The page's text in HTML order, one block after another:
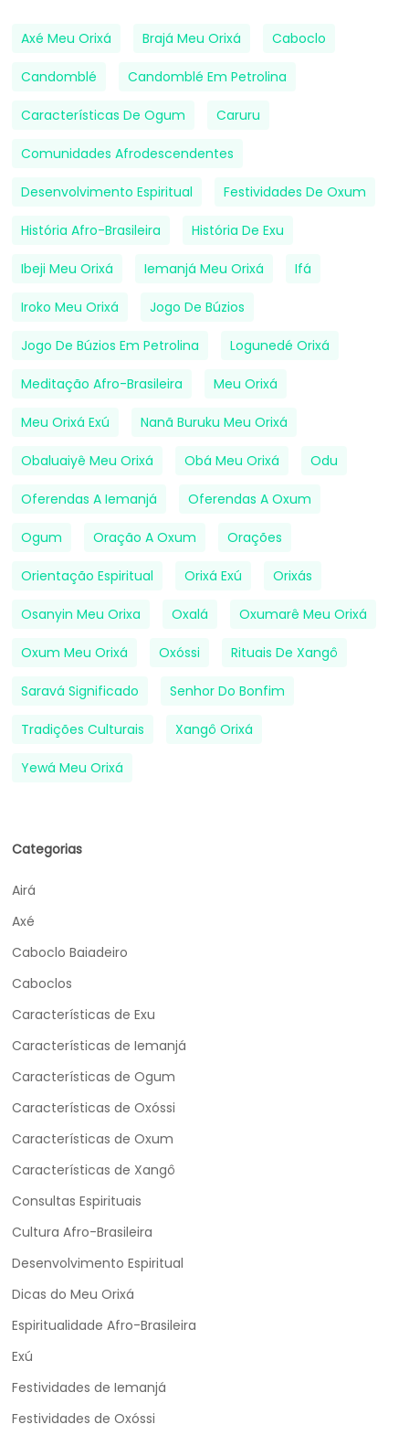
Axé Meu Orixá Brajá Meu Orixá Caboclo
Candomblé Candomblé Em Petrolina
Características De Ogum Caruru
Comunidades Afrodescendentes
Desenvolvimento Espiritual Festividades De Oxum
História Afro-Brasileira História De Exu
Ibeji Meu Orixá Iemanjá Meu Orixá Ifá
Iroko Meu Orixá Jogo De Búzios
Jogo De Búzios Em Petrolina Logunedé Orixá
Meditação Afro-Brasileira Meu Orixá
Meu Orixá Exú Nanã Buruku Meu Orixá
Obaluaiyê Meu Orixá Obá Meu Orixá Odu
Oferendas A Iemanjá Oferendas A Oxum
Ogum Oração A Oxum Orações
Orientação Espiritual Orixá Exú Orixás
Osanyin Meu Orixa Oxalá Oxumarê Meu Orixá
Oxum Meu Orixá Oxóssi Rituais De Xangô
Saravá Significado Senhor Do Bonfim
Tradições Culturais Xangô Orixá
Yewá Meu Orixá
Categorias
Airá
Axé
Caboclo Baiadeiro
Caboclos
Características de Exu
Características de Iemanjá
Características de Ogum
Características de Oxóssi
Características de Oxum
Características de Xangô
Consultas Espirituais
Cultura Afro-Brasileira
Desenvolvimento Espiritual
Dicas do Meu Orixá
Espiritualidade Afro-Brasileira
Exú
Festividades de Iemanjá
Festividades de Oxóssi